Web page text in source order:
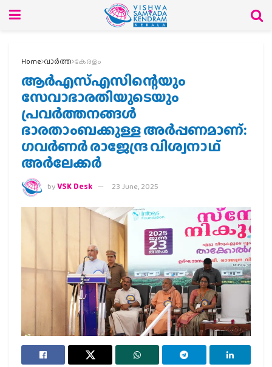
Home വാര്‍ത്ത കേരളം
ആർഎസ്എസിന്റെയും
സേവാഭാരതിയുടെയും
പ്രവർത്തനങ്ങൾ
ഭാരതാംബക്കുള്ള അർപ്പണമാണ്:
ഗവർണർ രാജേന്ദ്ര വിശ്വനാഥ്
അർലേക്കർ
byVSK Desk 23 June, 2025